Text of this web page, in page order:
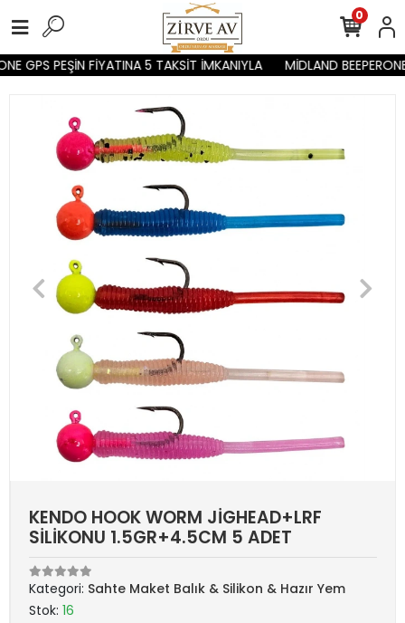
GPS PEŞİN FİYATINA 5 TAKSİT İMKANIYLA MİDLAND
0
KENDO HOOK WORM JİGHEAD+LRF
SİLİKONU 1.5GR+4.5CM 5 ADET
Kategori: Sahte Maket Balık & Silikon & Hazır Yem
Stok: 16